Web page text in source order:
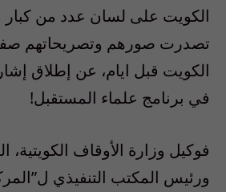
الكويت على لسان عدد من كبار
تصدرت صورهم وتصريحاتهم
الكويت قبل ايام، عن إطلاق
في برنامج علماء المستقبل!
فوكيل وزارة الأوقاف الكويتية،
ورئيس المكتب التنفيذي